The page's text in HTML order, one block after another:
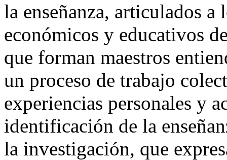
la enseñanza, articulados
económicos y educativos
que forman maestros
un proceso de trabajo
experiencias personales y
identificación de la
la investigación, que